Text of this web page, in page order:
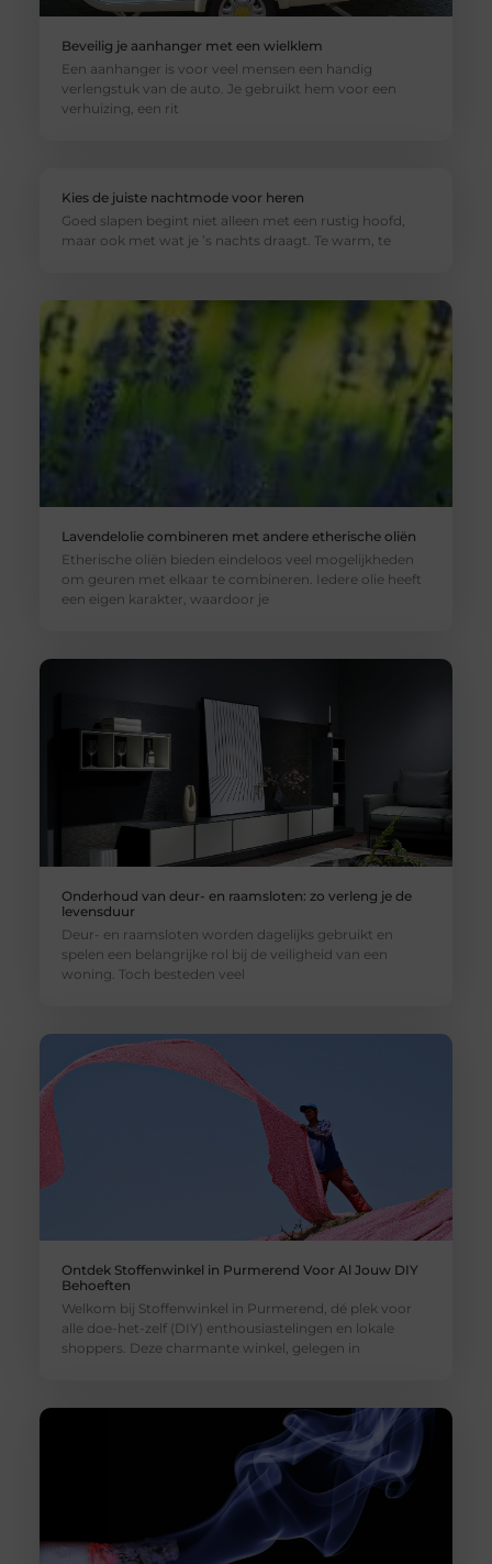
Beveilig je aanhanger met een wielklem
Een aanhanger is voor veel mensen een handig
verlengstuk van de auto. Je gebruikt hem voor een
verhuizing, een rit
Kies de juiste nachtmode voor heren
Goed slapen begint niet alleen met een rustig hoofd,
maar ook met wat je ’s nachts draagt. Te warm, te
Lavendelolie combineren met andere etherische oliën
Etherische oliën bieden eindeloos veel mogelijkheden
om geuren met elkaar te combineren. Iedere olie heeft
een eigen karakter, waardoor je
Onderhoud van deur- en raamsloten: zo verleng je de
levensduur
Deur- en raamsloten worden dagelijks gebruikt en
spelen een belangrijke rol bij de veiligheid van een
woning. Toch besteden veel
Ontdek Stoffenwinkel in Purmerend Voor Al Jouw DIY
Behoeften
Welkom bij Stoffenwinkel in Purmerend, dé plek voor
alle doe-het-zelf (DIY) enthousiastelingen en lokale
shoppers. Deze charmante winkel, gelegen in